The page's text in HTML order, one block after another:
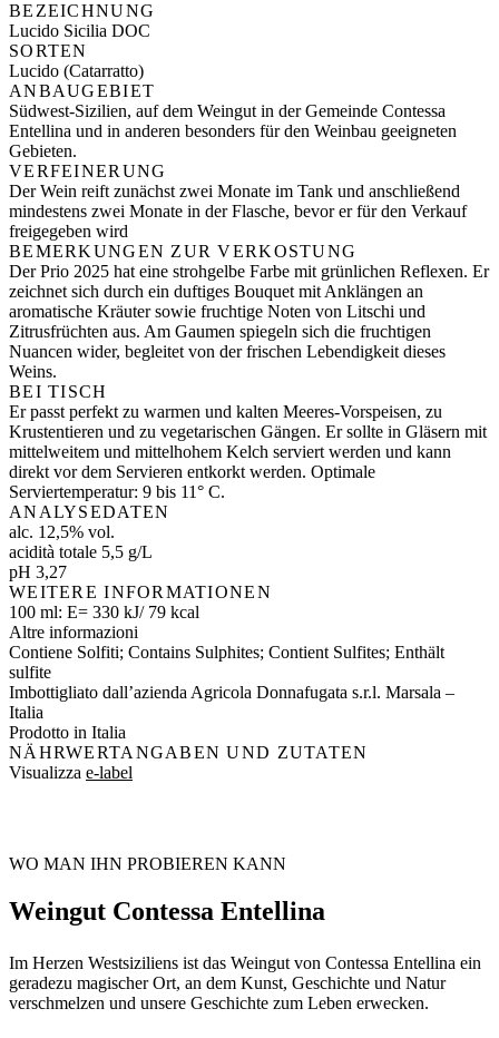
BEZEICHNUNG
Lucido Sicilia DOC
SORTEN
Lucido (Catarratto)
ANBAUGEBIET
Südwest-Sizilien, auf dem Weingut in der Gemeinde Contessa
Entellina und in anderen besonders für den Weinbau geeigneten
Gebieten.
VERFEINERUNG
Der Wein reift zunächst zwei Monate im Tank und anschließend
mindestens zwei Monate in der Flasche, bevor er für den Verkauf
freigegeben wird
BEMERKUNGEN ZUR VERKOSTUNG
Der Prio 2025 hat eine strohgelbe Farbe mit grünlichen Reflexen. Er
zeichnet sich durch ein duftiges Bouquet mit Anklängen an
aromatische Kräuter sowie fruchtige Noten von Litschi und
Zitrusfrüchten aus. Am Gaumen spiegeln sich die fruchtigen
Nuancen wider, begleitet von der frischen Lebendigkeit dieses
Weins.
BEI TISCH
Er passt perfekt zu warmen und kalten Meeres-Vorspeisen, zu
Krustentieren und zu vegetarischen Gängen. Er sollte in Gläsern mit
mittelweitem und mittelhohem Kelch serviert werden und kann
direkt vor dem Servieren entkorkt werden. Optimale
Serviertemperatur: 9 bis 11° C.
ANALYSEDATEN
alc. 12,5% vol.
acidità totale 5,5 g/L
pH 3,27
WEITERE INFORMATIONEN
100 ml: E= 330 kJ/ 79 kcal
Altre informazioni
Contiene Solfiti; Contains Sulphites; Contient Sulfites; Enthält
sulfite
Imbottigliato dall’azienda Agricola Donnafugata s.r.l. Marsala –
Italia
Prodotto in Italia
NÄHRWERTANGABEN UND ZUTATEN
Visualizza e-label
WO MAN IHN PROBIEREN KANN
Weingut Contessa Entellina
Im Herzen Westsiziliens ist das Weingut von Contessa Entellina ein
geradezu magischer Ort, an dem Kunst, Geschichte und Natur
verschmelzen und unsere Geschichte zum Leben erwecken.